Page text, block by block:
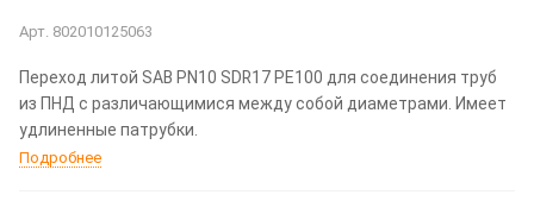
Арт. 802010125063
Переход литой SAB PN10 SDR17 PE100 для соединения труб
из ПНД с различающимися между собой диаметрами. Имеет
удлиненные патрубки.
Подробнее